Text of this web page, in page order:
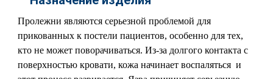
Пролежни являются серьезной проблемой для
прикованных к постели пациентов, особенно для тех,
кто не может поворачиваться. Из-за долгого контакта с
поверхностью кровати, кожа начинает воспаляться и